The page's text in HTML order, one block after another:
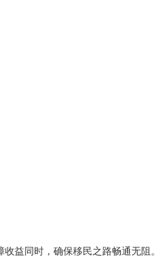
益同时，确保移民之路畅通无阻。